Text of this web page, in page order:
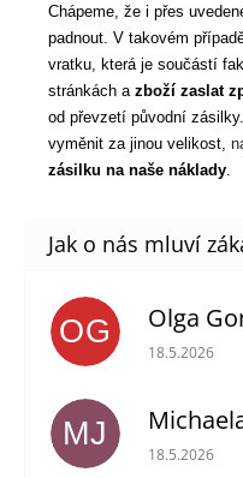
Chápeme, že i přes
padnout. V takovém
vratku, která je součástí
stránkách a zboží zaslat
od převzetí původní
vyměnit za jinou velikost,
zásilku na naše náklady.
OG Olga
Hodnocení
18.5.2026
MJ Hodnocení
18.5.2026